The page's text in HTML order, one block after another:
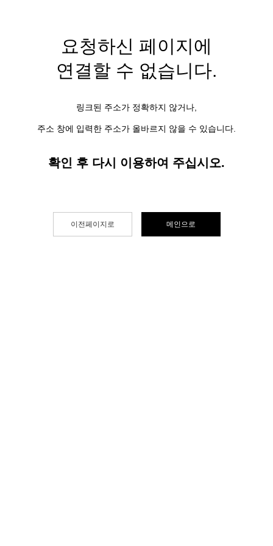
요청하신 페이지에
연결할 수 없습니다.
링크된 주소가 정확하지 않거나,
주소 창에 입력한 주소가 올바르지 않을 수 있습니다.
확인 후 다시 이용하여 주십시오.
이전페이지로 메인으로